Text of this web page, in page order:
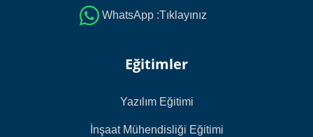
WhatsApp :Tıklayınız
Eğitimler
Yazılım Eğitimi
İnşaat Mühendisliği Eğitimi